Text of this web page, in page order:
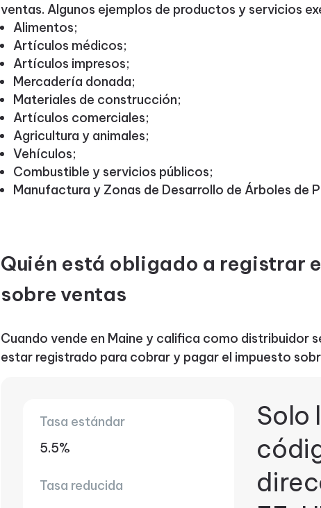
ventas. Algunos ejemplos de productos y servicios
Alimentos;
Artículos médicos;
Artículos impresos;
Mercadería donada;
Materiales de construcción;
Artículos comerciales;
Agricultura y animales;
Vehículos;
Combustible y servicios públicos;
Manufactura y Zonas de Desarrollo de Árboles de
Quién está obligado a registrar
sobre ventas
Cuando vende en Maine y califica como distribuidor
estar registrado para cobrar y pagar el impuesto
Tasa estándar
5.5%
Tasa reducida
Solo